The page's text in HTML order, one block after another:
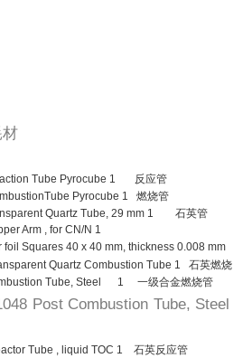
Tube Pyrocube 1 反应管
Pyrocube 1 燃烧管
Quartz Tube, 29 mm 1 石英管
Arm , for CN/N 1
Squares 40 x 40 mm, thickness 0.008 mm
Quartz Combustion Tube 1 石英燃烧
Tube, Steel 1 一级合金燃烧管
Post Combustion Tube, Steel
Tube , liquid TOC 1 石英反应管